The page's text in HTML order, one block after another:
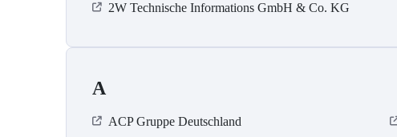
2W Technische Informations GmbH & Co. KG
A
ACP Gruppe Deutschland